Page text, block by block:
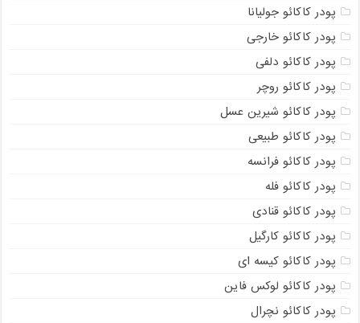
پودر کاکائو جولیانا
پودر کاکائو خارجی
پودر کاکائو دلفی
پودر کاکائو روچر
پودر کاکائو شیرین عسل
پودر کاکائو طبیعی
پودر کاکائو فرانسه
پودر کاکائو فله
پودر کاکائو قنادی
پودر کاکائو کارگیل
پودر کاکائو کیسه ای
پودر کاکائو لوکس فاین
پودر کاکائو نچرال